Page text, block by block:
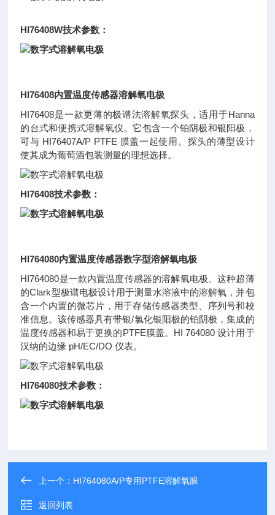
HI76408W技术参数：
HI76408内置温度传感器溶解氧电极
HI76408是一款更薄的极谱法溶解氧探头，适用于Hanna
的台式和便携式溶解氧仪。它包含一个铂阴极和银阳极，
可与 HI76407A/P PTFE 膜盖一起使用。探头的薄型设计
使其成为葡萄酒包装测量的理想选择。
HI76408技术参数：
HI764080内置温度传感器数字型溶解氧电极
HI764080是一款内置温度传感器的溶解氧电极。这种超薄
的Clark型极谱电极设计用于测量水溶液中的溶解氧，并包
含一个内置的微芯片，用于存储传感器类型、序列号和校
准信息。该传感器具有带银/氯化银阳极的铂阴极，集成的
温度传感器和易于更换的PTFE膜盖。HI 764080 设计用于
汉纳的边缘 pH/EC/DO 仪表。
HI764080技术参数：
上一个： HI764080A/P专用PTFE溶解氧膜
返回列表